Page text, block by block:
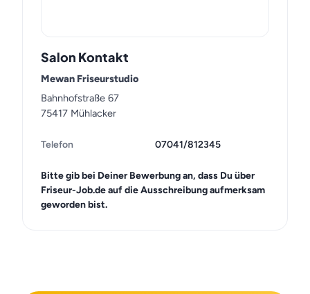
Salon Kontakt
Mewan Friseurstudio
Bahnhofstraße 67
75417 Mühlacker
Telefon 07041/812345
Bitte gib bei Deiner Bewerbung an, dass Du über
Friseur-Job.de auf die Ausschreibung aufmerksam
geworden bist.